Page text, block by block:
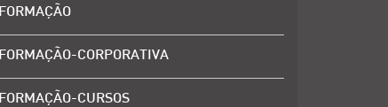
FORMAÇÃO
FORMAÇÃO-CORPORATIVA
FORMAÇÃO-CURSOS